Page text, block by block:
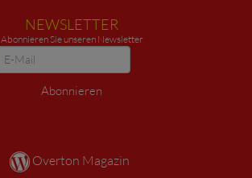
NEWSLETTER
Abonnieren Sie unseren Newsletter
Newsletter
Abonnieren
Overton Magazin